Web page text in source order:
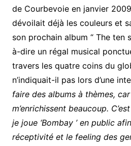
de Courbevoie en janvier
dévoilait déjà les couleurs et
son prochain album “ The ten
à-dire un régal musical
travers les quatre coins du
n’indiquait-il pas lors d’une
faire des albums à thèmes,
m’enrichissent beaucoup.
je joue ‘Bombay ’ en public
réceptivité et le feeling des